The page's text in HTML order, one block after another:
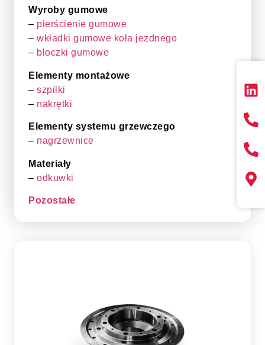
Wyroby gumowe
– pierścienie gumowe
– wkładki gumowe koła jezdnego
– bloczki gumowe
Elementy montażowe
– szpilki
– nakrętki
Elementy systemu grzewczego
– nagrzewnice
Materiały
– odkuwki
Pozostałe